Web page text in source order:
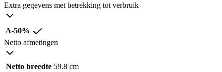
Extra gegevens met betrekking tot verbruik
A-50%
Netto afmetingen
Netto breedte 59.8 cm